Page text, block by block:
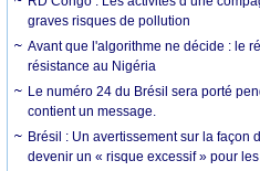
graves risques de pollution
Avant que l'algorithme ne décide : le
résistance au Nigéria
Le numéro 24 du Brésil sera porté
contient un message.
Brésil : Un avertissement sur la façon
devenir un « risque excessif » pour